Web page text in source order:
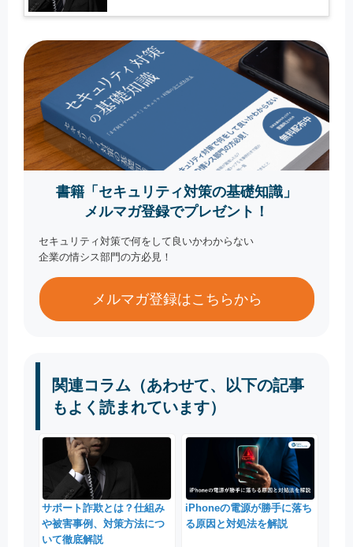
書籍「セキュリティ対策の基礎知識」
メルマガ登録でプレゼント！
セキュリティ対策で何をして良いかわからない
企業の情シス部門の方必見！
メルマガ登録はこちらから
関連コラム（あわせて、以下の記事
もよく読まれています）
サポート詐欺とは？仕組み
や被害事例、対策方法につ
いて徹底解説
iPhoneの電源が勝手に落ち
る原因と対処法を解説